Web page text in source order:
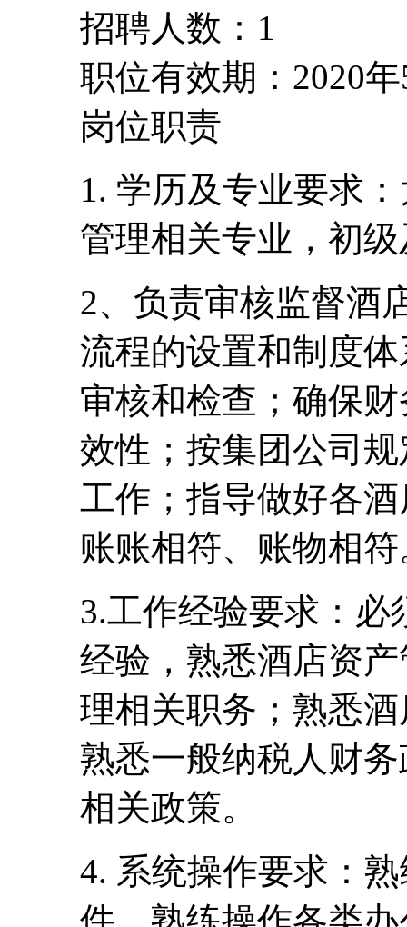
招聘人数：1
职位有效期：2020
岗位职责
1. 学历及专业要求
管理相关专业，初
2、负责审核监督酒
流程的设置和制度
审核和检查；确保
效性；按集团公司
工作；指导做好各
账账相符、账物相符
3.工作经验要求：必
经验，熟悉酒店资
理相关职务；熟悉
熟悉一般纳税人财
相关政策。
4. 系统操作要求：